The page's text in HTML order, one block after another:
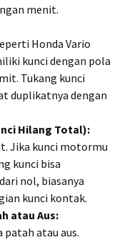
menit.
Honda Vario
kunci dengan pola
Tukang kunci
duplikatnya dengan
Hilang Total):
Jika kunci motormu
kunci bisa
nol, biasanya
kunci kontak.
atau Aus:
patah atau aus.